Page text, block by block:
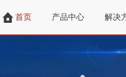
首页 产品中心 解决